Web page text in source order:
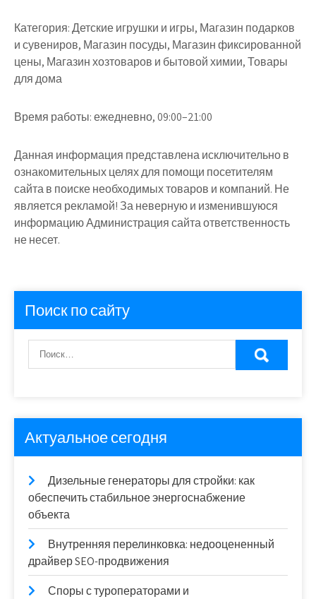
Категория:Детские игрушки и игры, Магазин подарков
и сувениров, Магазин посуды, Магазин фиксированной
цены, Магазин хозтоваров и бытовой химии, Товары
для дома
Время работы:ежедневно, 09:00–21:00
Данная информация представлена исключительно в
ознакомительных целях для помощи посетителям
сайта в поиске необходимых товаров и компаний. Не
является рекламой! За неверную и изменившуюся
информацию Администрация сайта ответственность
не несет.
Поиск по сайту
Актуальное сегодня
Дизельные генераторы для стройки: как
обеспечить стабильное энергоснабжение
объекта
Внутренняя перелинковка: недооцененный
драйвер SEO-продвижения
Споры с туроператорами и